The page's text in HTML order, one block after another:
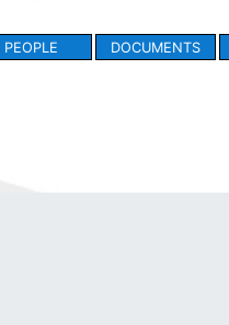
PEOPLE DOCUMENTS